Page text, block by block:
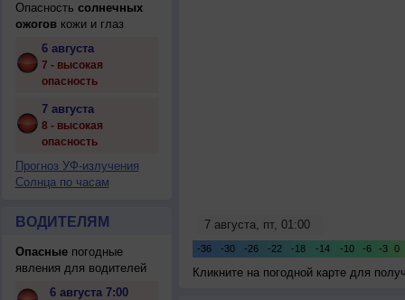
Опасность солнечных
ожоговкожи и глаз
6 августа
7 - высокая
опасность
7 августа
8 - высокая
опасность
Прогноз УФ-излучения
Солнца по часам
ВОДИТЕЛЯМ
Опасныепогодные
явления для водителей
6 августа 7:00
Кликните на погодной карте для